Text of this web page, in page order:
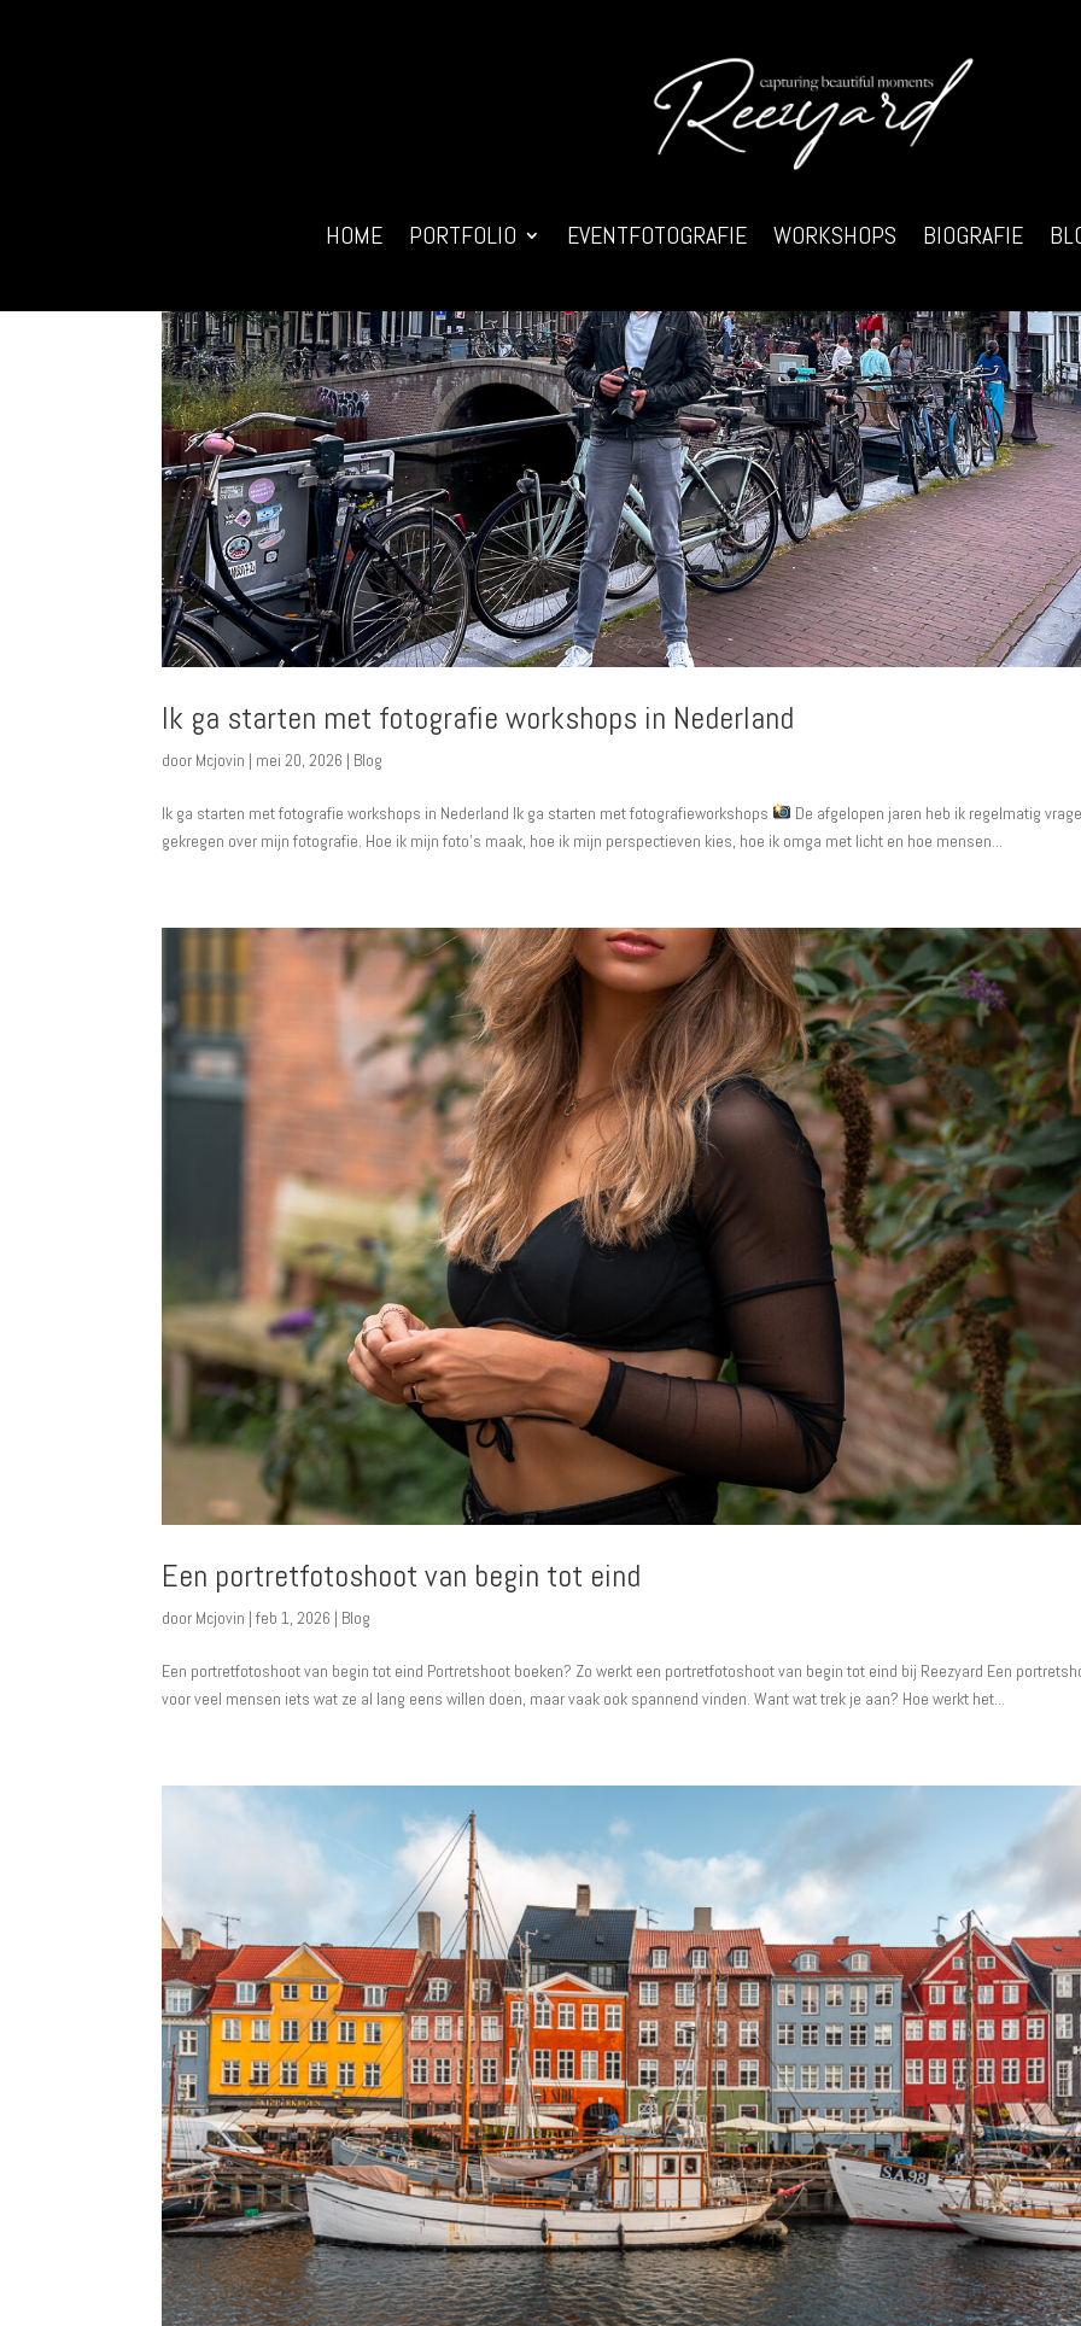
HOME PORTFOLIO EVENTFOTOGRAFIE WORKSHOPS BIOGRAFIE
Ik ga starten met fotografie workshops in Nederland
door Mcjovin | mei 20, 2026 | Blog
Ik ga starten met fotografie workshops in Nederland Ik ga starten met fotografieworkshops
De afgelopen jaren heb ik regelmatig
gekregen over mijn fotografie. Hoe ik mijn foto’s maak, hoe ik mijn perspectieven kies, hoe ik omga met licht en hoe mensen...
Een portretfotoshoot van begin tot eind
door Mcjovin |feb 1, 2026 | Blog
Een portretfotoshoot van begin tot eind Portretshoot boeken? Zo werkt een portretfotoshoot van begin tot eind bij Reezyard Een
voor veel mensen iets wat ze al lang eens willen doen, maar vaak ook spannend vinden. Want wat trek je aan? Hoe werkt het...